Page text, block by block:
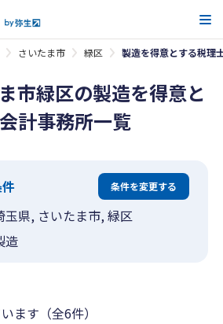
さいたま市 緑区 製造を得意とする税理
市緑区の製造を得意と
計事務所一覧
条件を変更する
玉県, さいたま市, 緑区
造
ます（全6件）